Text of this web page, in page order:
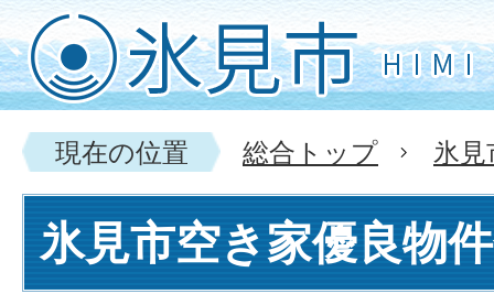
現在の位置 総合トップ 氷
氷見市空き家優良物